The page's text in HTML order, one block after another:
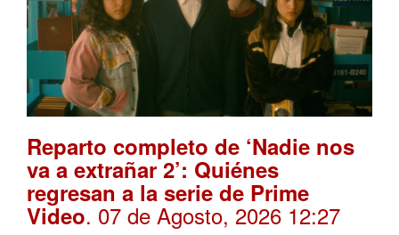
Reparto completo de ‘Nadie nos
va a extrañar 2’: Quiénes
regresan a la serie de Prime
Video. 07 de Agosto, 2026 12:27